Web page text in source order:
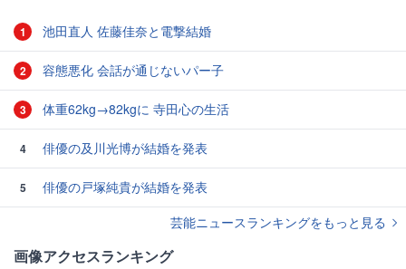
1 池田直人 佐藤佳奈と電撃結婚
2 容態悪化 会話が通じないパー子
3 体重62kg→82kgに 寺田心の生活
4 俳優の及川光博が結婚を発表
5
俳優の戸塚純貴が結婚を発表
芸能ニュースランキングをもっと見る
画像アクセスランキング